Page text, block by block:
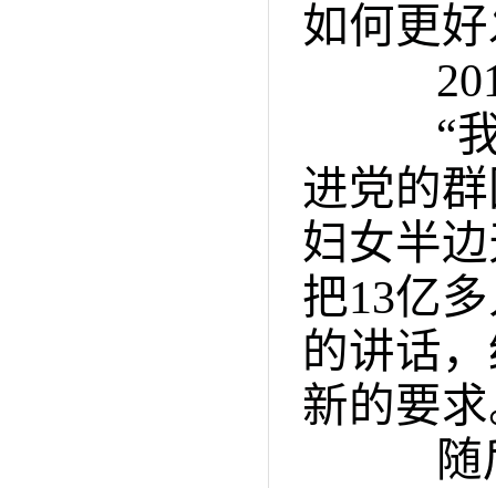
如何更
2015
“我
进党的
妇女半
把13亿
的讲话
新的要
随后